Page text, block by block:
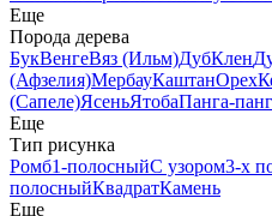
Еще
Порода дерева
БукВенгеВяз (Ильм)ДубКлен
(Афзелия)МербауКаштанОрех
(Сапеле)ЯсеньЯтобаПанга-
Еще
Тип рисунка
Ромб1-полосныйС узором3-х
полосныйКвадратКамень
Еще